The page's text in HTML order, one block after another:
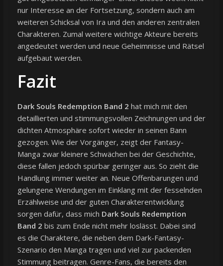
nur Interesse an der Fortsetzung, sondern auch am
weiteren Schicksal von Ira und den anderen zentralen
Charakteren. Zumal weitere wichtige Akteure bereits
angedeutet werden und neue Geheimnisse und Rätsel
aufgebaut werden.
Fazit
Dark Souls Redemption Band 2 hat mich mit den
detaillierten und stimmungsvollen Zeichnungen und der
dichten Atmosphäre sofort wieder in seinen Bann
gezogen. Wie der Vorgänger, zeigt der Fantasy-
Manga zwar kleinere Schwächen bei der Geschichte,
diese fallen jedoch spürbar geringer aus. So zieht die
Handlung immer weiter an. Neue Offenbarungen und
gelungene Wendungen im Einklang mit der fesselnden
Erzählweise und der guten Charakterentwicklung
sorgen dafür, dass mich Dark Souls Redemption
Band 2 bis zum Ende nicht mehr loslässt. Dabei sind
es die Charaktere, die neben dem Dark-Fantasy-
Szenario den Manga tragen und viel zur packenden
Stimmung beitragen. Genre-Fans, die bereits den